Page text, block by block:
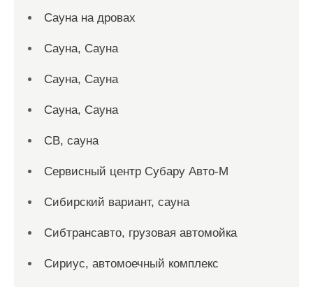
Сауна на дровах
Сауна, Сауна
Сауна, Сауна
Сауна, Сауна
СВ, сауна
Сервисный центр Субару Авто-М
Сибирский вариант, сауна
Сибтрансавто, грузовая автомойка
Сириус, автомоечный комплекс